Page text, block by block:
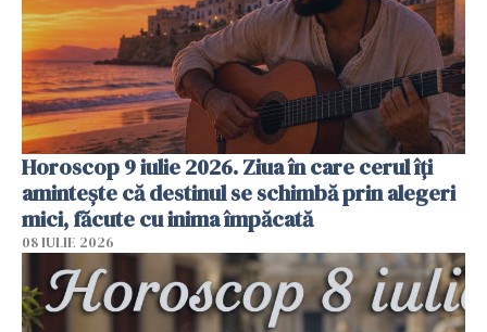
Horoscop 9 iulie 2026. Ziua în care cerul îți
amintește că destinul se schimbă prin alegeri
mici, făcute cu inima împăcată
08 IULIE 2026